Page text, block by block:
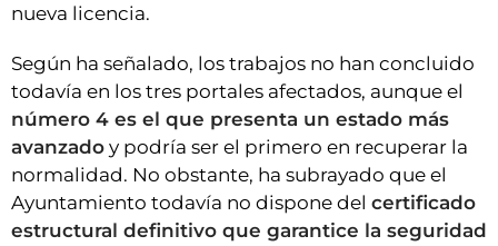
nueva licencia.
Según ha señalado, los trabajos no han concluido
todavía en los tres portales afectados, aunque el
número 4 es el que presenta un estado más
avanzado y podría ser el primero en recuperar la
normalidad. No obstante, ha subrayado que el
Ayuntamiento todavía no dispone del certificado
estructural definitivo que garantice la seguridad